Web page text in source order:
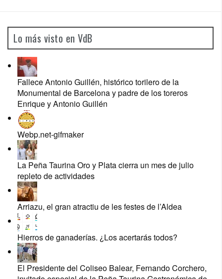
Lo más visto en VdB
Fallece Antonio Guillén, histórico torilero de la
Monumental de Barcelona y padre de los toreros
Enrique y Antonio Guillén
Webp.net-gifmaker
La Peña Taurina Oro y Plata cierra un mes de julio
repleto de actividades
Arriazu, el gran atractiu de les festes de l’Aldea
Hierros de ganaderías. ¿Los acertarás todos?
El Presidente del Coliseo Balear, Fernando Corchero,